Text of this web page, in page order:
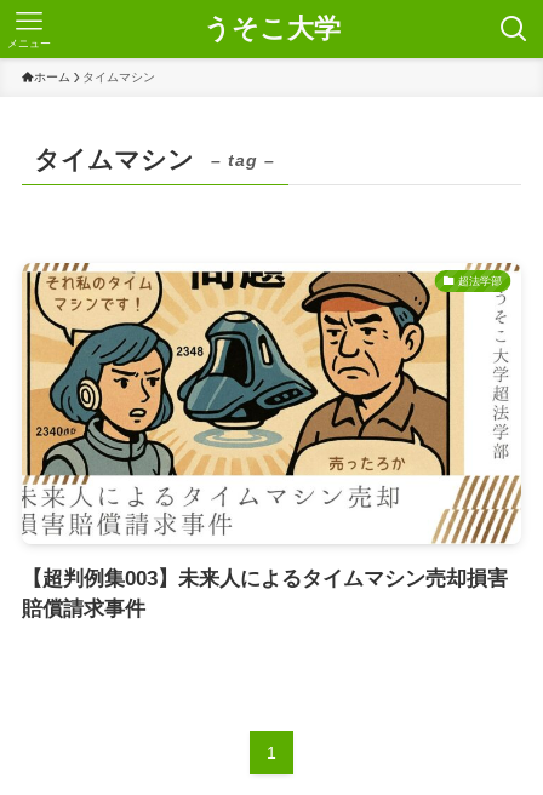
うそこ大学
メニュー
ホーム タイムマシン
タイムマシン – tag –
超法学部
【超判例集003】未来人によるタイムマシン売却損害
賠償請求事件
1